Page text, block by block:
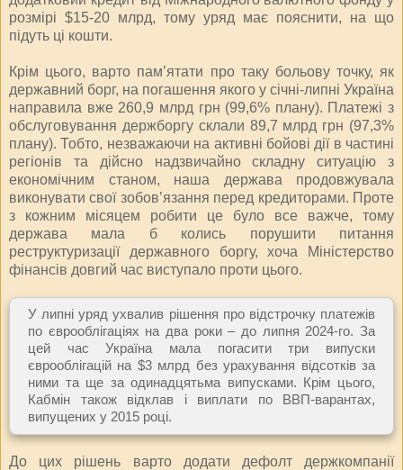
розмірі $15-20 млрд, тому уряд має пояснити, на що
підуть ці кошти.
Крім цього, варто пам’ятати про таку больову точку, як
державний борг, на погашення якого у січні-липні Україна
направила вже 260,9 млрд грн (99,6% плану). Платежі з
обслуговування держборгу склали 89,7 млрд грн (97,3%
плану). Тобто, незважаючи на активні бойові дії в частині
регіонів та дійсно надзвичайно складну ситуацію з
економічним станом, наша держава продовжувала
виконувати свої зобов’язання перед кредиторами. Проте
з кожним місяцем робити це було все важче, тому
держава мала б колись порушити питання
реструктуризації державного боргу, хоча Міністерство
фінансів довгий час виступало проти цього.
У липні уряд ухвалив рішення про відстрочку платежів
по єврооблігаціях на два роки – до липня 2024-го. За
цей час Україна мала погасити три випуски
єврооблігацій на $3 млрд без урахування відсотків за
ними та ще за одинадцятьма випусками. Крім цього,
Кабмін також відклав і виплати по ВВП-варантах,
випущених у 2015 році.
До цих рішень варто додати дефолт держкомпанії